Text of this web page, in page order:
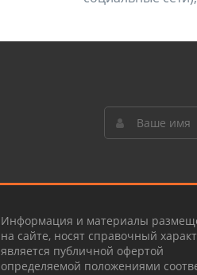
Информация и материалы
на сайте, носят справочный
является публичной офертой
определяемой положениями